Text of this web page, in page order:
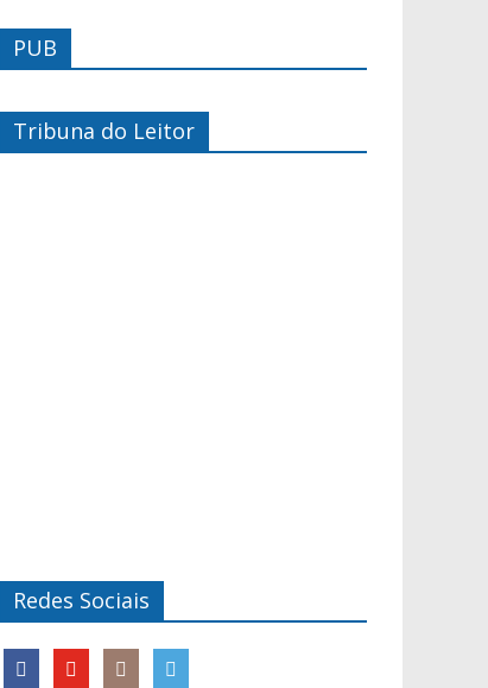
PUB
Tribuna do Leitor
Redes Sociais